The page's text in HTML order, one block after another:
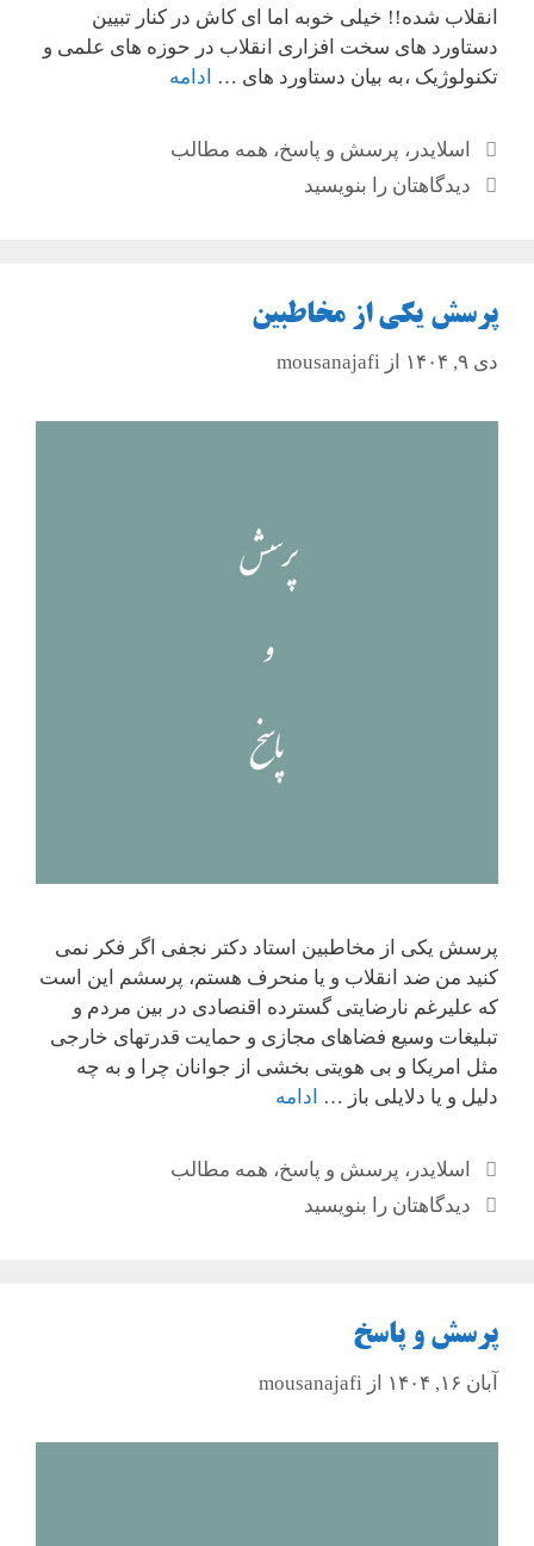
انقلاب شده!! خیلی خوبه اما ای کاش در کنار تبیین
دستاورد های سخت افزاری انقلاب در حوزه های علمی و
تکنولوژیک ،به بیان دستاورد های …
ادامه
دسته‌ها
اسلایدر ، پرسش و پاسخ، همه مطالب
دیدگاهتان را بنویسید
پرسش یکی از مخاطبین
دی ۹, ۱۴۰۴ از mousanajafi
پرسش یکی از مخاطبین استاد دکتر نجفی اگر فکر نمی
کنید من ضد انقلاب و یا منحرف هستم، پرسشم این است
که علیرغم نارضایتی گسترده اقنصادی در بین مردم و
تبلیغات وسیع فضاهای مجازی و حمایت قدرتهای خارجی
مثل امریکا و بی هویتی بخشی از جوانان چرا و به چه
دلیل و یا دلایلی باز …
ادامه
دسته‌ها
اسلایدر ، پرسش و پاسخ، همه مطالب
دیدگاهتان را بنویسید
پرسش و پاسخ
آبان ۱۶, ۱۴۰۴ از mousanajafi